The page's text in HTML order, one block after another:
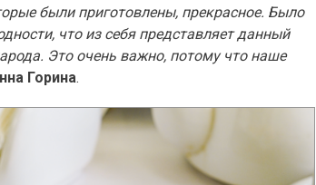
были приготовлены, прекрасное. Было
что из себя представляет данный
Это очень важно, потому что наше
Горина.